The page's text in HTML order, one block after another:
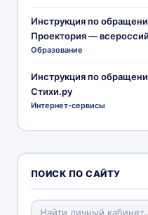
Инструкция по
Проектория —
Образование
Инструкция по
Стихи.ру
Интернет-сервисы
ПОИСК ПО САЙТУ